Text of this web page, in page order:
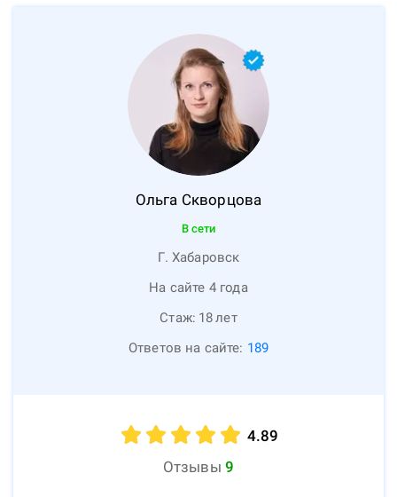
Ольга Скворцова
В сети
Г. Хабаровск
На сайте 4 года
Стаж: 18лет
Ответов на сайте: 189
4.89
Отзывы 9